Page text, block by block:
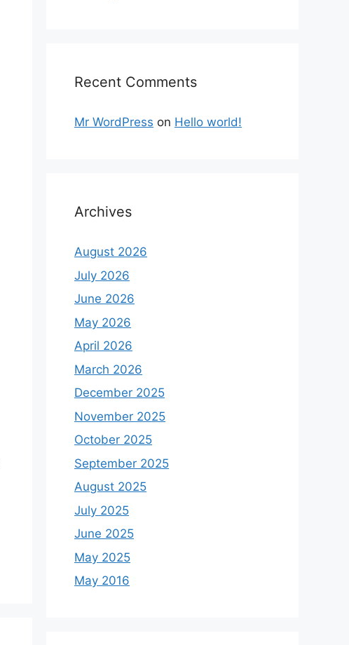
Recent Comments
Mr WordPress on Hello world!
Archives
August 2026
July 2026
June 2026
May 2026
April 2026
March 2026
December 2025
November 2025
October 2025
September 2025
August 2025
July 2025
June 2025
May 2025
May 2016